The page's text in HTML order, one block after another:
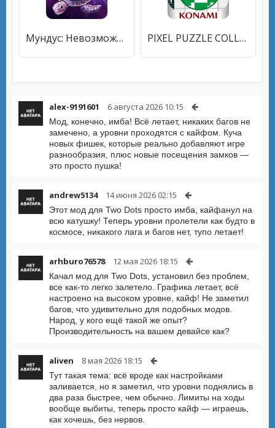
Мундус: Невозможная Вселенная PIXEL PUZZLE COLLECTION
alex-9191601 6 августа 2026 10:15
Мод, конечно, имба! Всё летает, никаких багов не
замечено, а уровни проходятся с кайфом. Куча
новых фишек, которые реально добавляют игре
разнообразия, плюс новые посещения замков —
это просто пушка!
andrew5134 14 июня 2026 02:15
Этот мод для Two Dots просто имба, кайфанул на
всю катушку! Теперь уровни пролетели как будто в
космосе, никакого лага и багов нет, тупо летает!
arhburo76578 12 мая 2026 18:15
Качал мод для Two Dots, установил без проблем,
все как-то легко залетело. Графика летает, всё
настроено на высоком уровне, кайф! Не заметил
багов, что удивительно для подобных модов.
Народ, у кого ещё такой же опыт?
Производительность на вашем девайсе как?
aliven 8 мая 2026 18:15
Тут такая тема: всё вроде как настройками
заливается, но я заметил, что уровни поднялись в
два раза быстрее, чем обычно. Лимиты на ходы
вообще выбиты, теперь просто кайф — играешь,
как хочешь, без нервов.